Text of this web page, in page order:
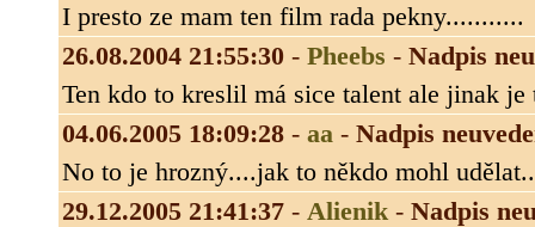
I presto ze mam ten film rada pekny...........
26.08.2004 21:55:30 - Pheebs - Nadpis
Ten kdo to kreslil má sice talent ale jinak
04.06.2005 18:09:28 - aa - Nadpis
No to je hrozný....jak to někdo mohl
29.12.2005 21:41:37 - Alienik - Nadpis